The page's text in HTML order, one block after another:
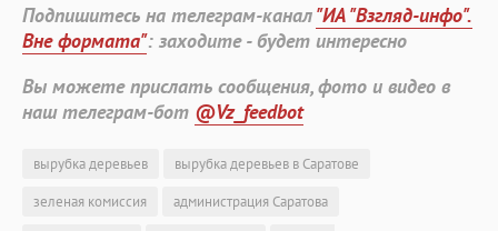
Подпишитесь на телеграм-канал"ИА "Взгляд-инфо".
Вне формата": заходите - будет интересно
Вы можете прислать сообщения, фото и видео в
наш телеграм-бот @Vz_feedbot
вырубка деревьев
вырубка деревьев в Саратове
зеленая комиссия
администрация Саратова